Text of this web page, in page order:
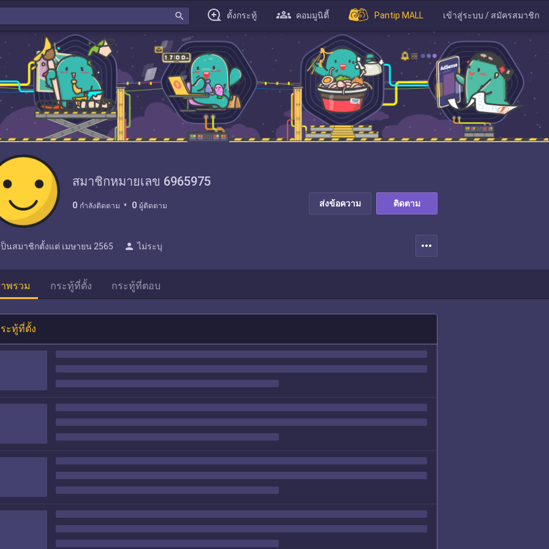
search ตั้งกระทู้ คอมมูนิตี้ Pantip MALL เข้าสู่ระบบ / สมัครสมาชิก
สมาชิกหมายเลข 6965975
0 กำลังติดตาม 0 ผู้ติดตาม ส่งข้อความ ติดตาม
ป็นสมาชิกตั้งแต่ เมษายน 2565 person ไม่ระบุ more_horiz
พรวม กระทู้ที่ตั้ง กระทู้ที่ตอบ
ะทู้ที่ตั้ง